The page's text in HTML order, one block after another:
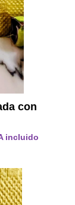
con
incluido